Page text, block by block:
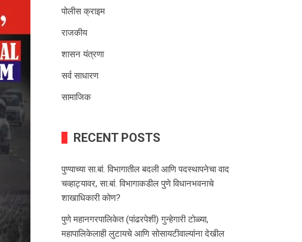
पोलीस क्राइम
राजकीय
शासन यंत्रणा
सर्व साधारण
सामाजिक
RECENT POSTS
पुण्याच्या सा.बां. विभागातील बदली आणि पदस्थापनेचा वाद
चव्हाट्यावर, सा.बां. विभागाकडील पुणे विधानभवनाचे
शाखाधिकारी कोण?
पुणे महानगरपालिकेत (पांढरपेशी) गुन्हेगारी टोळ्या,
महापालिकेलाही लुटायचे आणि सोसायटीवाल्यांना देखील